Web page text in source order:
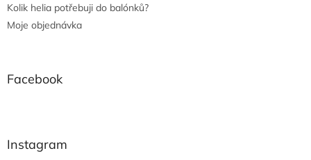
Kolik helia potřebuji do balónků?
Moje objednávka
Facebook
Instagram